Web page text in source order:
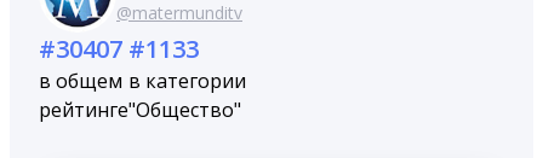
@matermunditv
#30407
в общем
рейтинге
#1133
в категории
"Общество"